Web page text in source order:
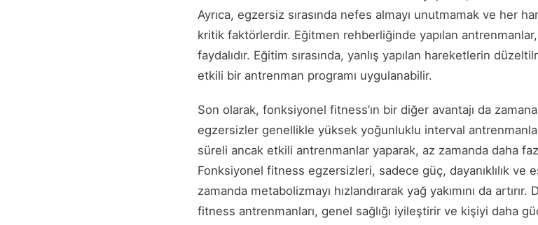
Ayrıca, egzersiz sırasında nefes almayı unutmamak ve her
kritik faktörlerdir. Eğitmen rehberliğinde yapılan
faydalıdır. Eğitim sırasında, yanlış yapılan hareketlerin
etkili bir antrenman programı uygulanabilir.
Son olarak, fonksiyonel fitness’ın bir diğer avantajı da
egzersizler genellikle yüksek yoğunluklu interval
süreli ancak etkili antrenmanlar yaparak, az zamanda daha
Fonksiyonel fitness egzersizleri, sadece güç, dayanıklılık ve
zamanda metabolizmayı hızlandırarak yağ yakımını da
fitness antrenmanları, genel sağlığı iyileştirir ve kişiyi daha